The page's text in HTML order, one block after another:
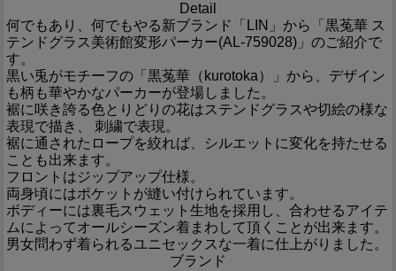
Detail
何でもあり、何でもやる新ブランド「LIN」から「黒菟華 ス
テンドグラス美術館変形パーカー(AL-759028)」のご紹介で
す。
黒い兎がモチーフの「黒菟華（kurotoka）」から、デザイン
も柄も華やかなパーカーが登場しました。
裾に咲き誇る色とりどりの花はステンドグラスや切絵の様な
表現で描き、 刺繍で表現。
裾に通されたロープを絞れば、シルエットに変化を持たせる
ことも出来ます。
フロントはジップアップ仕様。
両身頃にはポケットが縫い付けられています。
ボディーには裏毛スウェット生地を採用し、合わせるアイテ
ムによってオールシーズン着まわして頂くことが出来ます。
男女問わず着られるユニセックスな一着に仕上がりました。
ブランド